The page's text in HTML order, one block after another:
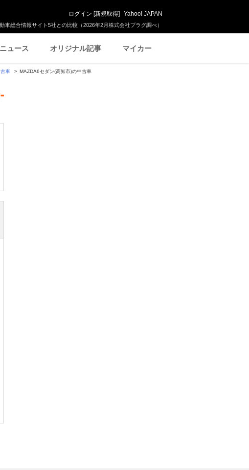
車総合情報サイト5社との比較（2026年2月株式会社プラグ調べ）
ログイン [新規取得] Yahoo! JAPAN
ニュース オリジナル記事 マイカー
車 MAZDA6セダン(高知市)の中古車